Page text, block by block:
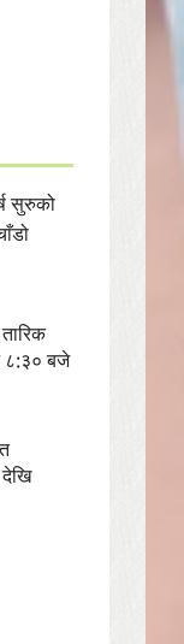
सुरुको
८:३० बजे